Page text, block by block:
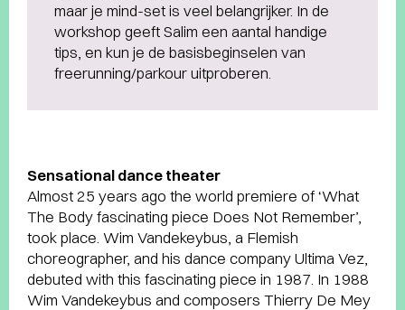
maar je mind-set is veel belangrijker. In de
workshop geeft Salim een aantal handige
tips, en kun je de basisbeginselen van
freerunning/parkour uitproberen.
Sensational dance theater
Almost 25 years ago the world premiere of ‘What
The Body fascinating piece Does Not Remember’,
took place. Wim Vandekeybus, a Flemish
choreographer, and his dance company Ultima Vez,
debuted with this fascinating piece in 1987. In 1988
Wim Vandekeybus and composers Thierry De Mey